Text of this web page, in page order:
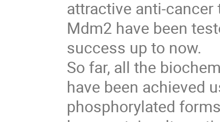
attractive anti-
Mdm2 have been
success up to now.
So far, all the
have been achieved
phosphorylated